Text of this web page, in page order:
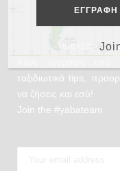
Θέλεις και
ταξιδιωτικά tips,
να ζήσεις και εσύ!
Join the #yabateam